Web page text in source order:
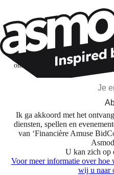
Wil je nog
Ik abonneer me om spellen,
ontdekken op basis van mijn
Ik ga akkoord met het
diensten, spellen en
van ‘Financière Amuse
U kan zich op
Voor meer informatie over
wij u naar